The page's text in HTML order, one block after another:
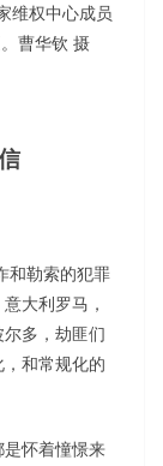
维权中心成员
曹华钦 摄
和勒索的犯罪
大利罗马，
多，劫匪们
和常规化的
怀着憧憬来